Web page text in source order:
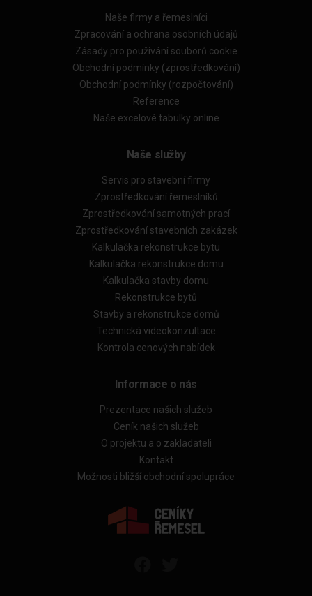
Naše firmy a řemeslníci
Zpracování a ochrana osobních údajů
Zásady pro používání souborů cookie
Obchodní podmínky (zprostředkování)
Obchodní podmínky (rozpočtování)
Reference
Naše excelové tabulky online
Naše služby
Servis pro stavební firmy
Zprostředkování řemeslníků
Zprostředkování samotných prací
Zprostředkování stavebních zakázek
Kalkulačka rekonstrukce bytu
Kalkulačka rekonstrukce domu
Kalkulačka stavby domu
Rekonstrukce bytů
Stavby a rekonstrukce domů
Technická videokonzultace
Kontrola cenových nabídek
Informace o nás
Prezentace našich služeb
Ceník našich služeb
O projektu a o zakladateli
Kontakt
Možnosti bližší obchodní spolupráce